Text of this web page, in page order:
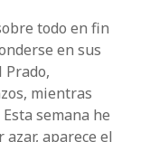
todo en fin
en sus
Prado,
mientras
semana he
aparece el